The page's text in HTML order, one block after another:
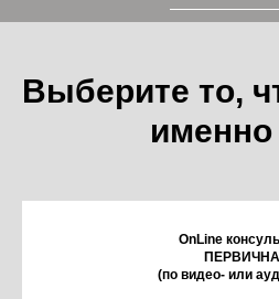
Выберите то,
OnLine
(по видео- или